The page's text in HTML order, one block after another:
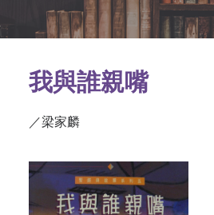
我與誰親嘴
／梁家麟